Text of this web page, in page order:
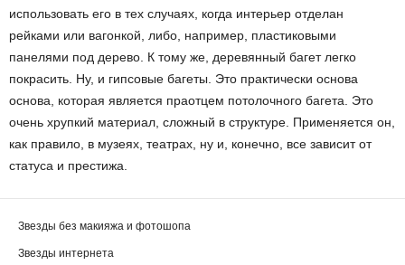
использовать его в тех случаях, когда интерьер отделан
рейками или вагонкой, либо, например, пластиковыми
панелями под дерево. К тому же, деревянный багет легко
покрасить. Ну, и гипсовые багеты. Это практически основа
основа, которая является праотцем потолочного багета. Это
очень хрупкий материал, сложный в структуре. Применяется он,
как правило, в музеях, театрах, ну и, конечно, все зависит от
статуса и престижа.
Звезды без макияжа и фотошопа
Звезды интернета